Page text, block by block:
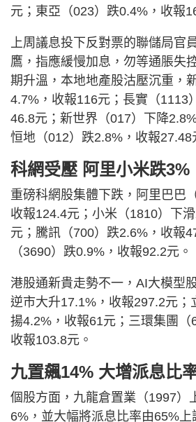
元；東亞（023）跌0.4%，收報
上周議息投下反對票的聯儲局官
鷹，指應緩慢加息，勿等通脹失
期升溫，本地地產股沽壓沉重，
4.7%，收報116元；長實（1113
46.8元；新世界（017）下降
恒地（012）跌2.8%，收報27.48
科網受壓 阿里小米跌3%
重磅科網股集體下跌，阿里巴巴
收報124.4元；小米（1810）下
元；騰訊（700）跌2.6%，收報
（3690）跌0.9%，收報92.2元。
港股通新貴走勢不一，AI大模型
逆市大升17.1%，收報297.2元；
揚4.2%，收報61元；三環集團（
收報103.8元。
九置飆14% 大增派息比
個股方面，九龍倉置業（1997）
6%，並大幅將派息比率由65%